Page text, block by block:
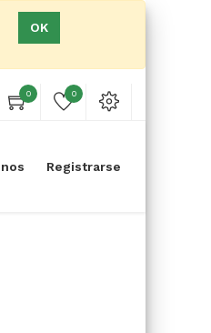
OK
0 0
Registrarse